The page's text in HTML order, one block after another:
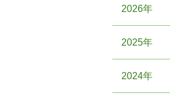
2026年
2025年
2024年